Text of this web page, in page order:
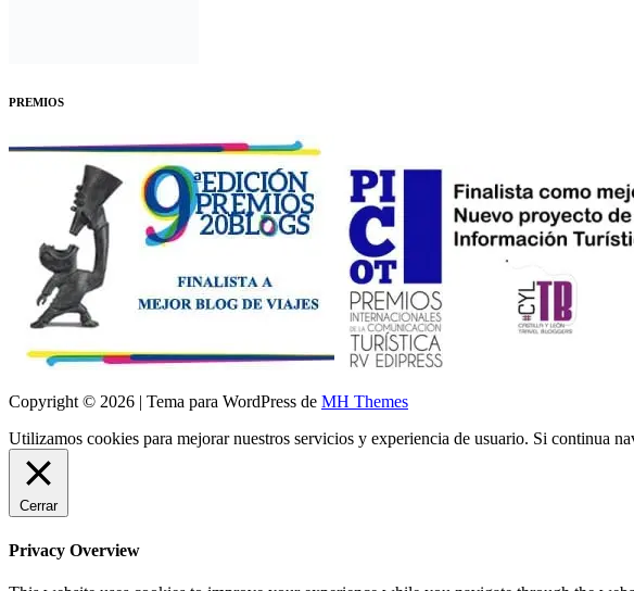
PREMIOS
Copyright © 2026 | Tema para WordPress de MH Themes
Utilizamos cookies para mejorar nuestros servicios y experiencia de usuario. Si continua
Cerrar
Privacy Overview